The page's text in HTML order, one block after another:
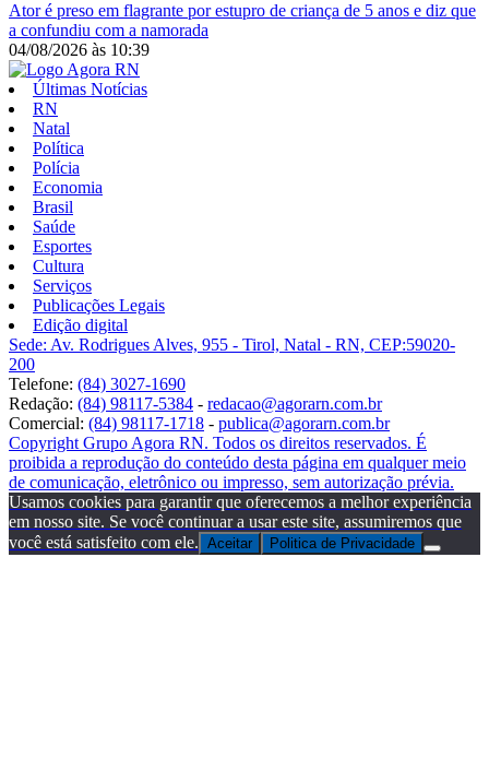
Ator é preso em flagrante por estupro de criança de 5 anos e diz que
a confundiu com a namorada
04/08/2026 às 10:39
Últimas Notícias
RN
Natal
Política
Polícia
Economia
Brasil
Saúde
Esportes
Cultura
Serviços
Publicações Legais
Edição digital
Sede: Av. Rodrigues Alves, 955 - Tirol, Natal - RN, CEP:59020-
200
Telefone: (84) 3027-1690
Redação: (84) 98117-5384 - redacao@agorarn.com.br
Comercial: (84) 98117-1718 - publica@agorarn.com.br
Copyright Grupo Agora RN. Todos os direitos reservados. É
proibida a reprodução do conteúdo desta página em qualquer meio
de comunicação, eletrônico ou impresso, sem autorização prévia.
Usamos cookies para garantir que oferecemos a melhor experiência
em nosso site. Se você continuar a usar este site, assumiremos que
você está satisfeito com ele. Aceitar Politica de Privacidade